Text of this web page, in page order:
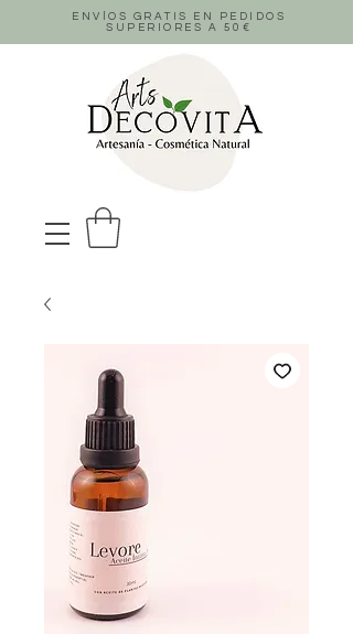
ENVÍOS GRATIS EN PEDIDOS
SUPERIORES A 50 €